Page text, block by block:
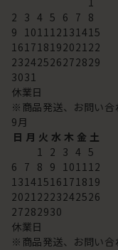
2 3 4 5 6 7 8
9 101112131415
16171819202122
23242526272829
3031
休業日
※商品発送、お問い合
9月
日 月 火 水 木 金 土
1 2 3 4 5
6 7 8 9 101112
13141516171819
20212223242526
27282930
休業日
※商品発送、お問い合